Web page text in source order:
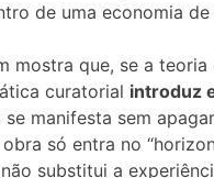
de uma economia
mostra que, se a
curatorial introduz
se manifesta sem
só entra no
substitui a